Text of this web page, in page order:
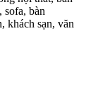
sofa, bàn
khách sạn, văn